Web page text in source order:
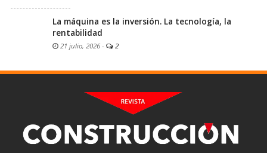
La máquina es la inversión. La tecnología, la
rentabilidad
21 julio, 2026 - 2